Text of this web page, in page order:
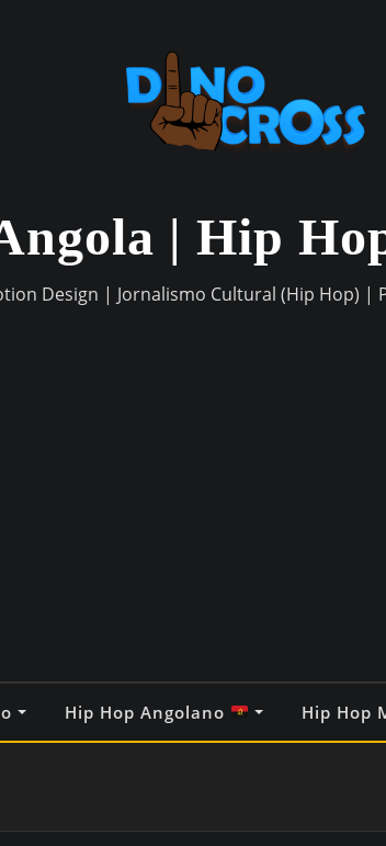
| Hip
Design | Jornalismo Cultural (Hip Hop) |
Hip Hop Angolano Hip Hop